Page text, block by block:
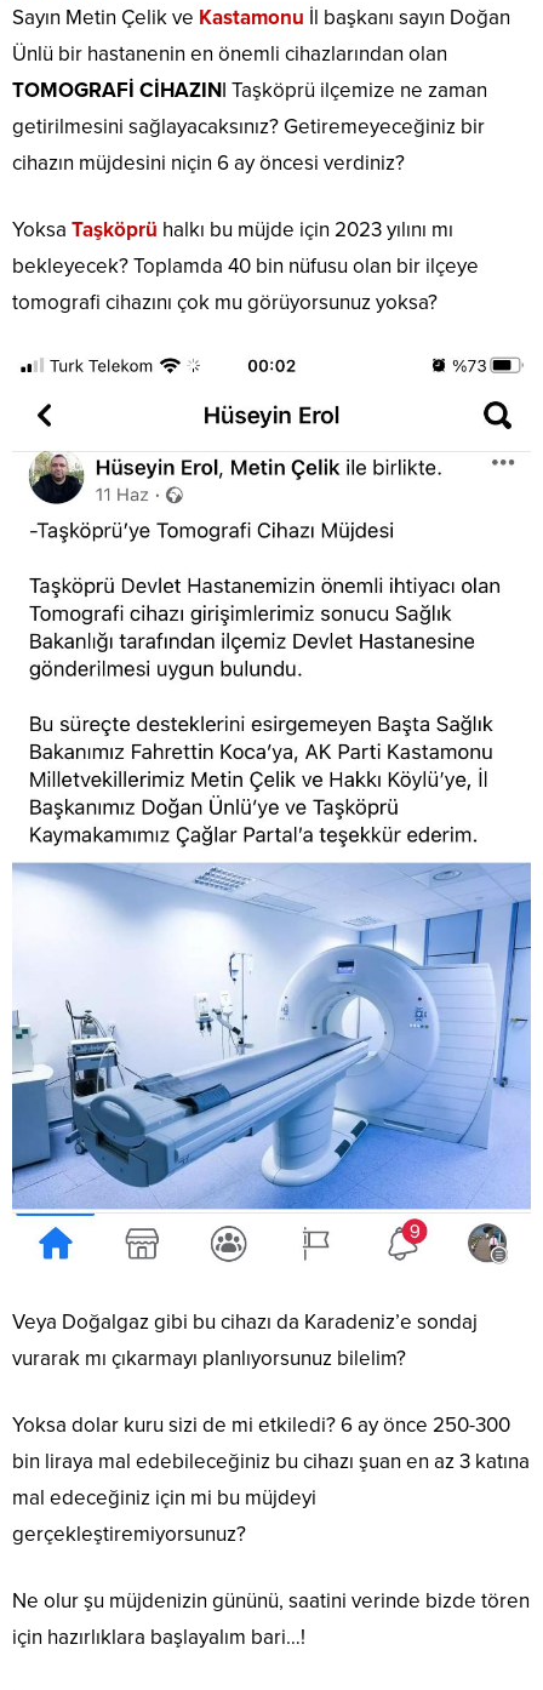
Sayın Metin Çelik ve Kastamonu İl başkanı sayın Doğan
Ünlü bir hastanenin en önemli cihazlarından olan
TOMOGRAFİ CİHAZINI Taşköprü ilçemize ne zaman
getirilmesini sağlayacaksınız? Getiremeyeceğiniz bir
cihazın müjdesini niçin 6 ay öncesi verdiniz?
Yoksa Taşköprü halkı bu müjde için 2023 yılını mı
bekleyecek? Toplamda 40 bin nüfusu olan bir ilçeye
tomografi cihazını çok mu görüyorsunuz yoksa?
Veya Doğalgaz gibi bu cihazı da Karadeniz’e sondaj
vurarak mı çıkarmayı planlıyorsunuz bilelim?
Yoksa dolar kuru sizi de mi etkiledi? 6 ay önce 250-300
bin liraya mal edebileceğiniz bu cihazı şuan en az 3 katına
mal edeceğiniz için mi bu müjdeyi
gerçekleştiremiyorsunuz?
Ne olur şu müjdenizin gününü, saatini verinde bizde tören
için hazırlıklara başlayalım bari…!